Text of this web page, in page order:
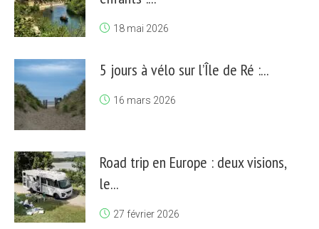
18 mai 2026
5 jours à vélo sur l’Île de Ré :...
16 mars 2026
Road trip en Europe : deux visions,
le...
27 février 2026